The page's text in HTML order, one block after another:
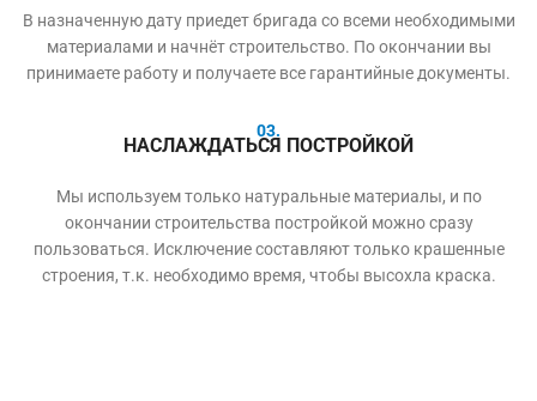
В назначенную дату приедет бригада со всеми необходимыми
материалами и начнёт строительство. По окончании вы
принимаете работу и получаете все гарантийные документы.
03.
НАСЛАЖДАТЬСЯ ПОСТРОЙКОЙ
Мы используем только натуральные материалы, и по
окончании строительства постройкой можно сразу
пользоваться. Исключение составляют только крашенные
строения, т.к. необходимо время, чтобы высохла краска.